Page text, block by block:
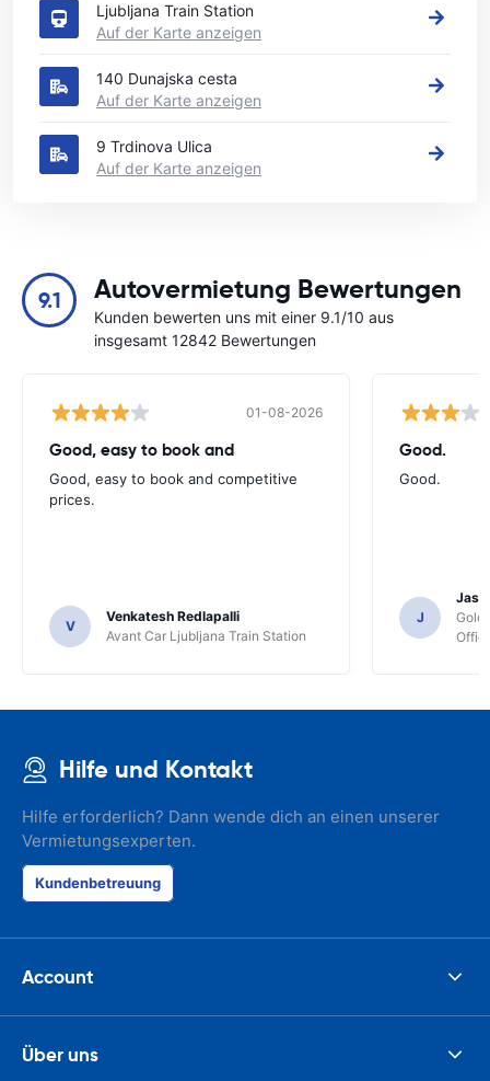
Ljubljana Train Station
Auf der Karte anzeigen
140 Dunajska cesta
Auf der Karte anzeigen
9 Trdinova Ulica
Auf der Karte anzeigen
9.1 Autovermietung Bewertungen
Kunden bewerten uns mit einer 9.1/10 aus
insgesamt 12842 Bewertungen
01-08-2026
Good, easy to book and
Good, easy to book and competitive
prices.
V
Venkatesh Redlapalli
Avant Car Ljubljana Train Station
Good.
Good.
J
Hilfe und Kontakt
Hilfe erforderlich? Dann wende dich an einen unserer
Vermietungsexperten.
Kundenbetreuung
Account
Über uns